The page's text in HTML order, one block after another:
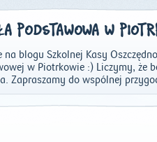
PODSTAWOWA W
blogu Szkolnej Kasy
w Piotrkowie :) Liczymy, że
Zapraszamy do wspólnej